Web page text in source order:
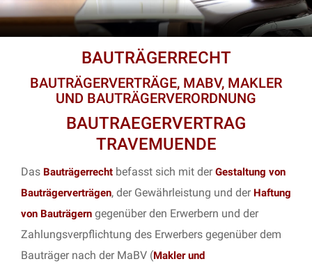
BAUTRÄGERRECHT
BAUTRÄGERVERTRÄGE, MABV, MAKLER
UND BAUTRÄGERVERORDNUNG
BAUTRAEGERVERTRAG
TRAVEMUENDE
Das Bauträgerrecht befasst sich mit derGestaltung von
Bauträgerverträgen, der Gewährleistung und der Haftung
von Bauträgern gegenüber den Erwerbern und der
Zahlungsverpflichtung des Erwerbers gegenüber dem
Bauträger nach der MaBV (Makler und